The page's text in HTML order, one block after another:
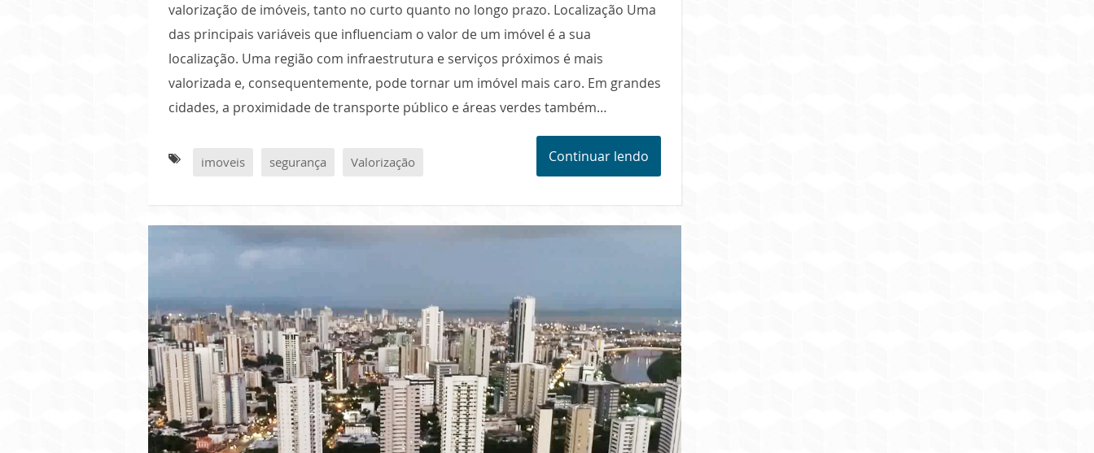
valorização de imóveis, tanto no curto quanto no longo prazo. Localização Uma
das principais variáveis que influenciam o valor de um imóvel é a sua
localização. Uma região com infraestrutura e serviços próximos é mais
valorizada e, consequentemente, pode tornar um imóvel mais caro. Em grandes
cidades, a proximidade de transporte público e áreas verdes também…
Continuar lendo
imoveis segurança Valorização